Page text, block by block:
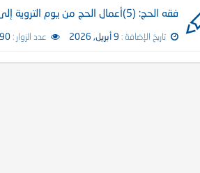
فقه الحج: (5)أعمال الحج من يوم التروية إلى طواف الوداع
تاريخ الإضافة : 9 أبريل, 2026 عدد الزوار :